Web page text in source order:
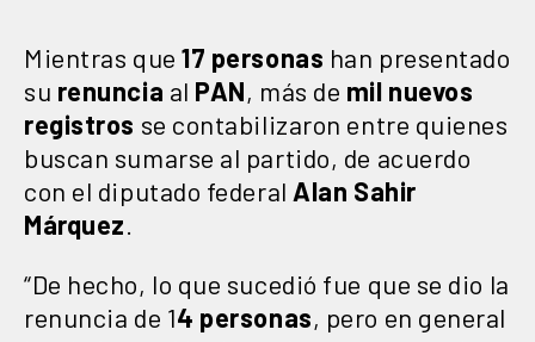
Mientras que17 personas han presentado
su renuncia al PAN, más de mil nuevos
registros se contabilizaron entre quienes
buscan sumarse al partido, de acuerdo
con el diputado federal Alan Sahir
Márquez
“De hecho, lo que sucedió fue que se dio la
renuncia de 14 personas, pero en general